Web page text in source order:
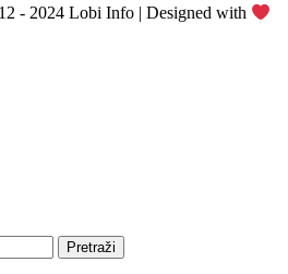
- 2024 Lobi Info | Designed with
Pretraži